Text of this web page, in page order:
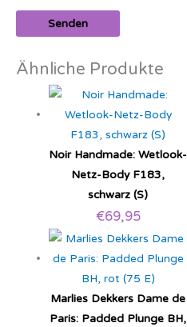
Ähnliche Produkte
Noir Handmade: Wetlook-
Netz-Body F183,
schwarz (S)
€69,95
Marlies Dekkers Dame de
Paris: Padded Plunge BH,